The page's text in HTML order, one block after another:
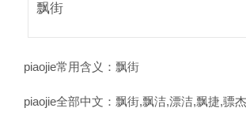
飘街
piaojie常用含义： 飘街
piaojie全部中文： 飘街,飘洁,漂洁,飘捷,骠杰